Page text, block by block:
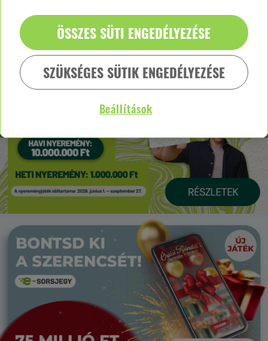
KERESÉS
Beállítások
SZÜKSÉGES SÜTIK ENGEDÉLYEZÉSE
ÖSSZES SÜTI ENGEDÉLYEZÉSE